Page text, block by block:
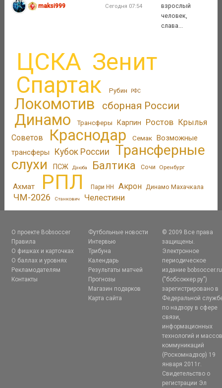
maksi999 Сегодня 07:54
взрослый
человек,
слава...
ЦСКА Зенит
Спартак Рубин РФС
Локомотив сборная России
Динамо Трансферы Карпин Ростов Крылья
Советов
Краснодар Семак Возможные
трансферы
Кубок России
Трансферные
слухи
ПСЖ Дзюба Балтика Сочи Оренбург
Ахмат РПЛ Пари НН Акрон Динамо Махачкала
ЧМ-2026 Станкович Челестини
О проекте Bobsoccer
Правила
О фишках и карточках
О баллах и уровнях
Рекламодателям
Контакты
Футбольные новости
Интервью
Трибуна
Календарь
Результаты матчей
Прогнозы
Магазин подарков
Карта сайта
© 2009 Все права
защищены.
Электронное
периодическое
издание bobsoccer.ru
("бобсоккер.ру")
зарегистрировано в
Федеральной
по надзору в сфере
связи,
информационных
технологий и
коммуникаций
(Роскомнадзор) 19
января 2011г.
Свидетельство о
регистрации Эл